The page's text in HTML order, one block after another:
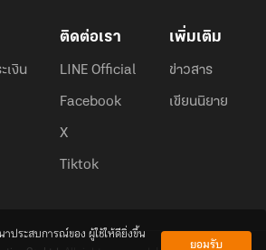
เงิน
ติดต่อเรา
LINE Official
Facebook
X
Tiktok
เพิ่มเติม
ข่าวสาร
เขียนนิยาย
ประสบการณ์ของ ผู้ใช้ให้ดียิ่งขึ้น
ยอมรับ